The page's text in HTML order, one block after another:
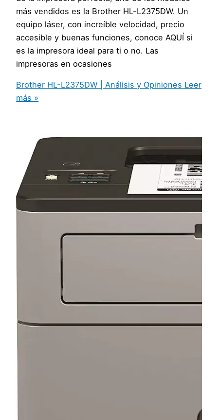
más vendidos es la Brother HL-L2375DW. Un
equipo láser, con increíble velocidad, precio
accesible y buenas funciones, conoce AQUÍ si
es la impresora ideal para ti o no. Las
impresoras en ocasiones
Brother HL-L2375DW | Análisis y Opiniones Leer
más »